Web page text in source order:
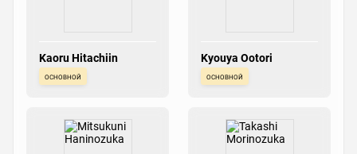
Kaoru Hitachiin
основной
Kyouya Ootori
основной